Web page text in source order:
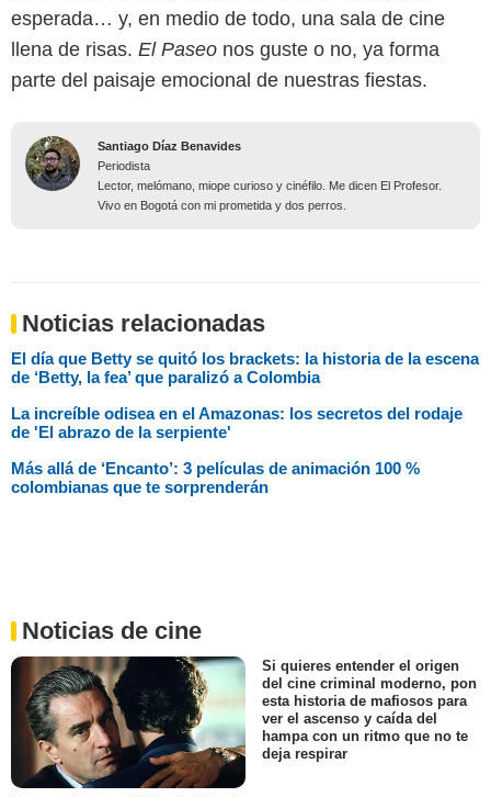
esperada… y, en medio de todo, una sala de cine
llena de risas. El Paseo nos guste o no, ya forma
parte del paisaje emocional de nuestras fiestas.
Santiago Díaz Benavides
Periodista
Lector, melómano, miope curioso y cinéfilo. Me dicen El Profesor.
Vivo en Bogotá con mi prometida y dos perros.
Noticias relacionadas
El día que Betty se quitó los brackets: la historia de la escena
de ‘Betty, la fea’ que paralizó a Colombia
La increíble odisea en el Amazonas: los secretos del rodaje
de 'El abrazo de la serpiente'
Más allá de ‘Encanto’: 3 películas de animación 100 %
colombianas que te sorprenderán
Noticias de cine
Si quieres entender el origen
del cine criminal moderno, pon
esta historia de mafiosos para
ver el ascenso y caída del
hampa con un ritmo que no te
deja respirar